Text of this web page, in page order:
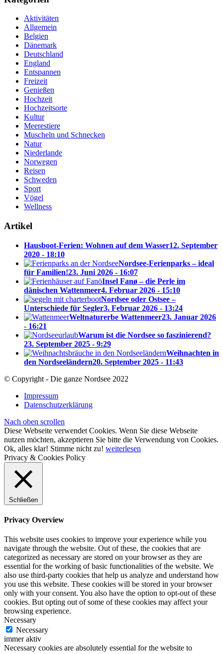
Aktivitäten
Allgemein
Belgien
Dänemark
Deutschland
England
Entspannen
Freizeit
Genießen
Hochzeit
Hochzeitsorte
Kultur
Meerestiere
Muscheln und Schnecken
Natur
Niederlande
Norwegen
Reisen
Schweden
Sport
Vögel
Wellness
Artikel
Hausboot-Ferien: Wohnen auf dem Wasser12. September
2020 - 18:10
Nordsee-Ferienparks – ideal
für Familien!23. Juni 2026 - 16:07
Insel Fanø – die Perle im
dänischen Wattenmeer4. Februar 2026 - 15:10
Nordsee oder Ostsee –
Unterschiede für Segler3. Februar 2026 - 13:24
Weltnaturerbe Wattenmeer23. Januar 2026
- 16:21
Warum ist die Nordsee so faszinierend?
23. September 2025 - 9:29
Weihnachten in
den Nordseeländern20. September 2025 - 11:43
© Copyright - Die ganze Nordsee 2022
Impressum
Datenschutzerklärung
Nach oben scrollen
Diese Webseite verwendet Cookies. Wenn Sie diese Webseite
nutzen möchten, akzeptieren Sie bitte die Verwendung von Cookies.
Ok, alles klar! Stimme nicht zu! weiterlesen
Privacy & Cookies Policy
Schließen
Privacy Overview
This website uses cookies to improve your experience while you
navigate through the website. Out of these, the cookies that are
categorized as necessary are stored on your browser as they are
essential for the working of basic functionalities of the website. We
also use third-party cookies that help us analyze and understand how
you use this website. These cookies will be stored in your browser
only with your consent. You also have the option to opt-out of these
cookies. But opting out of some of these cookies may affect your
browsing experience.
Necessary
Necessary
immer aktiv
Necessary cookies are absolutely essential for the website to